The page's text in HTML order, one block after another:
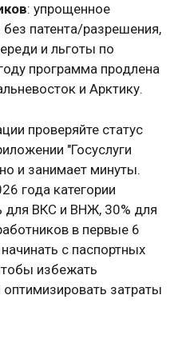
: упрощенное
без патента/разрешения,
и льготы по
программа продлена
и Арктику.
проверяйте статус
"Госуслуги
и занимает минуты.
года категории
ВКС и ВНЖ, 30% для
в первые 6
с паспортных
избежать
затраты